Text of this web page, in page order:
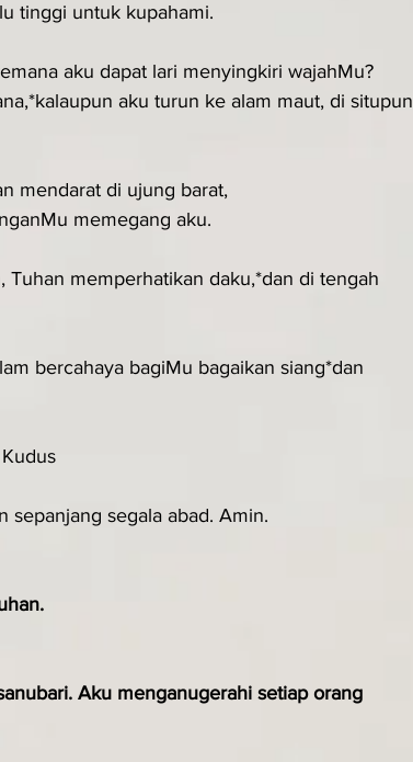
tinggi untuk kupahami.
aku dapat lari menyingkiri wajahMu?
aku turun ke alam maut, di situpun
mendarat di ujung barat,
memegang aku.
Tuhan memperhatikan daku,*dan di tengah
bercahaya bagiMu bagaikan siang*dan
sepanjang segala abad. Amin.
Aku menganugerahi setiap orang